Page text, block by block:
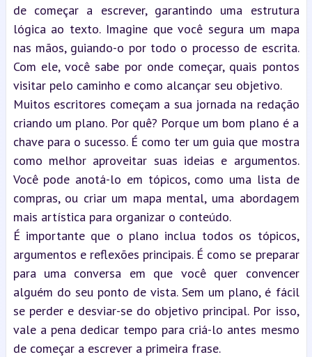
de começar a escrever, garantindo uma estrutura
lógica ao texto. Imagine que você segura um mapa
nas mãos, guiando-o por todo o processo de escrita.
Com ele, você sabe por onde começar, quais pontos
visitar pelo caminho e como alcançar seu objetivo.
Muitos escritores começam a sua jornada na redação
criando um plano. Por quê? Porque um bom plano é a
chave para o sucesso. É como ter um guia que mostra
como melhor aproveitar suas ideias e argumentos.
Você pode anotá-lo em tópicos, como uma lista de
compras, ou criar um mapa mental, uma abordagem
mais artística para organizar o conteúdo.
É importante que o plano inclua todos os tópicos,
argumentos e reflexões principais. É como se preparar
para uma conversa em que você quer convencer
alguém do seu ponto de vista. Sem um plano, é fácil
se perder e desviar-se do objetivo principal. Por isso,
vale a pena dedicar tempo para criá-lo antes mesmo
de começar a escrever a primeira frase.